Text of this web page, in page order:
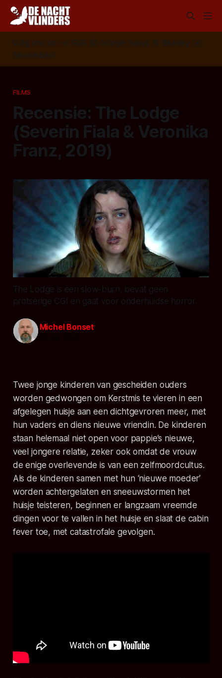
Volg ons op: 📣 RSS 📰 Google News 🦋 Bluesky
✉️
Nieuwsbrief
FILMS
Recensie: The Lodge
(Severin Fiala & Veronika
Franz, 2019)
The Lodge is een slow-burn, bevat geen
protserige CGI en gaat voor onderhuidse horror.
Michel Bonset
Twee jonge kinderen van gescheiden ouders
worden gedwongen om Kerstmis te vieren in een
afgelegen huisje aan een dichtgevroren meer, met
hun vaders en diens nieuwe vriendin. De kinderen
staan helemaal niet open voor pappie’s nieuwe,
veel jongere relatie, zeker ook omdat de vrouw
de enige overlevende is van een zelfmoordcultus.
Als de kinderen samen met hun ‘nieuwe moeder’
worden achtergelaten en sneeuwstormen het
huisje teisteren, beginnen er langzaam vreemde
dingen voor te vallen in het huisje en slaat de cabin
fevertoe, met catastrofale gevolgen.